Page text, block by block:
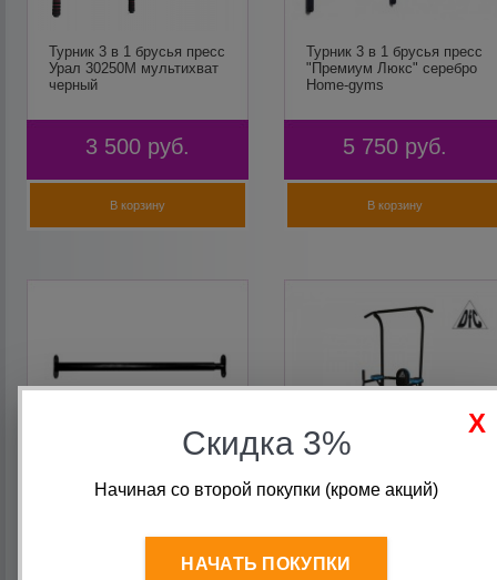
Турник 3 в 1 брусья пресс
Урал 30250М мультихват
черный
3 500 руб.
В корзину
Турник 3 в 1 брусья пресс
"Премиум Люкс" серебро
Home-gyms
5 750 руб.
В корзину
Скидка 3%
Начиная со второй покупки (кроме акций)
НАЧАТЬ ПОКУПКИ